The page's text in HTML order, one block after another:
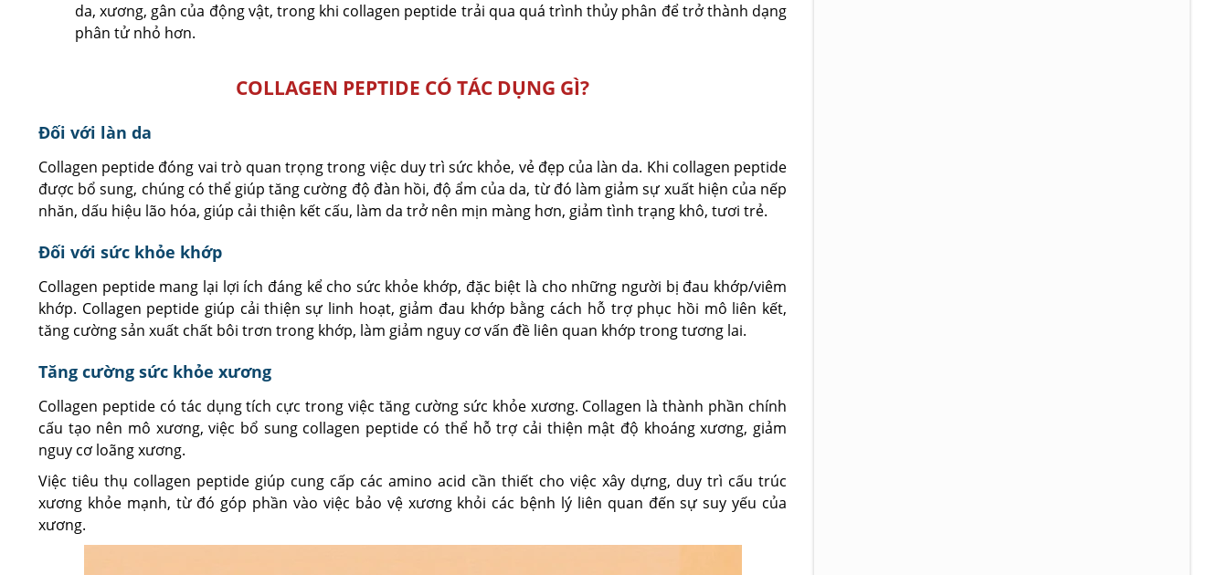
da, xương, gân của động vật, trong khi collagen peptide trải qua quá trình thủy phân để trở thành dạng
phân tử nhỏ hơn.
COLLAGEN PEPTIDE CÓ TÁC DỤNG GÌ?
Đối với làn da
Collagen peptide đóng vai trò quan trọng trong việc duy trì sức khỏe, vẻ đẹp của làn da. Khi collagen peptide
được bổ sung, chúng có thể giúp tăng cường độ đàn hồi, độ ẩm của da, từ đó làm giảm sự xuất hiện của nếp
nhăn, dấu hiệu lão hóa, giúp cải thiện kết cấu, làm da trở nên mịn màng hơn, giảm tình trạng khô, tươi trẻ.
Đối với sức khỏe khớp
Collagen peptide mang lại lợi ích đáng kể cho sức khỏe khớp, đặc biệt là cho những người bị đau khớp/viêm
khớp. Collagen peptide giúp cải thiện sự linh hoạt, giảm đau khớp bằng cách hỗ trợ phục hồi mô liên kết,
tăng cường sản xuất chất bôi trơn trong khớp, làm giảm nguy cơ vấn đề liên quan khớp trong tương lai.
Tăng cường sức khỏe xương
Collagen peptide có tác dụng tích cực trong việc tăng cường sức khỏe xương. Collagen là thành phần chính
cấu tạo nên mô xương, việc bổ sung collagen peptide có thể hỗ trợ cải thiện mật độ khoáng xương, giảm
nguy cơ loãng xương.
Việc tiêu thụ collagen peptide giúp cung cấp các amino acid cần thiết cho việc xây dựng, duy trì cấu trúc
xương khỏe mạnh, từ đó góp phần vào việc bảo vệ xương khỏi các bệnh lý liên quan đến sự suy yếu của
xương.